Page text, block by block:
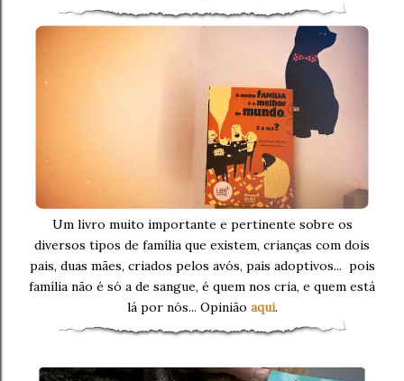
Um livro muito importante e pertinente sobre os
diversos tipos de família que existem, crianças com dois
pais, duas mães, criados pelos avós, pais adoptivos... pois
família não é só a de sangue, é quem nos cria, e quem está
lá por nós... Opinião aqui.